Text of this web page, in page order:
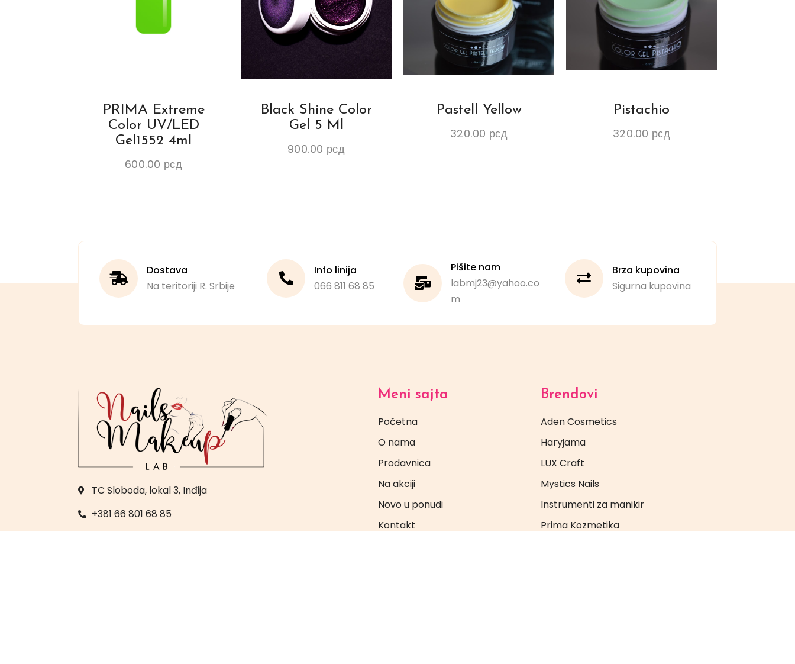
PRIMA Extreme
Color UV/LED
Gel1552 4ml
600.00 рсд
Black Shine Color
Gel 5 Ml
900.00 рсд
Pastell Yellow
320.00 рсд
Pistachio
320.00 рсд
Dostava
Na teritoriji R. Srbije
Info linija
066 811 68 85
Pišite nam
labmj23@yahoo.co
m
Brza kupovina
Sigurna kupovina
TC Sloboda, lokal 3, Inđija
+381 66 801 68 85
Meni sajta
Početna
O nama
Prodavnica
Na akciji
Novo u ponudi
Kontakt
Brendovi
Aden Cosmetics
Haryjama
LUX Craft
Mystics Nails
Instrumenti za manikir
Prima Kozmetika